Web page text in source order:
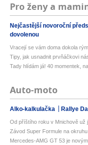
Pro ženy a
Nejčastější novoroční
dovolenou
Vracejí se vám doma dokola
Tipy, jak usnadnit prvňáčkovi
Tady hlídám já! 40 momentek,
Auto-moto
Alko-kalkulačka Rallye
Od příštího roku v Mnichově už
Závod Super Formule na
Mercedes-AMG GT 53 je